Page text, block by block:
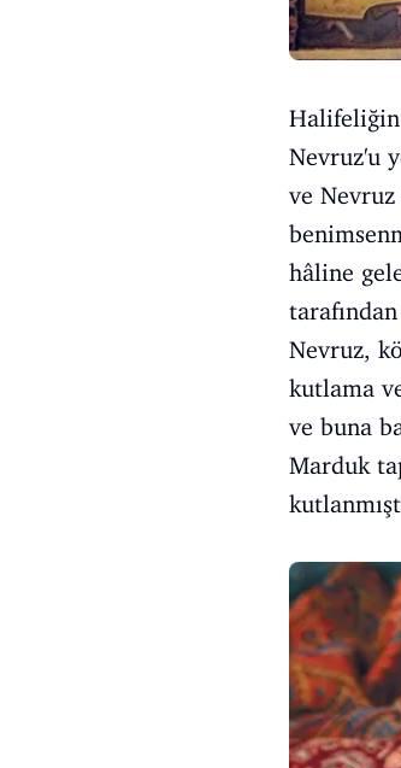
Halifeliğin
Nevruz'u
ve
hâline
Nevruz,
kutlama
ve buna
Marduk